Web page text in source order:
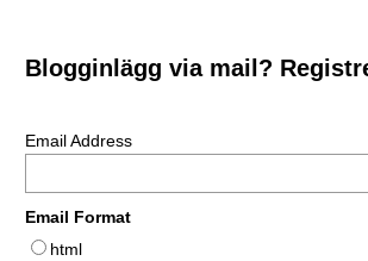
Blogginlägg via mail?
Email Address
Email Format
html